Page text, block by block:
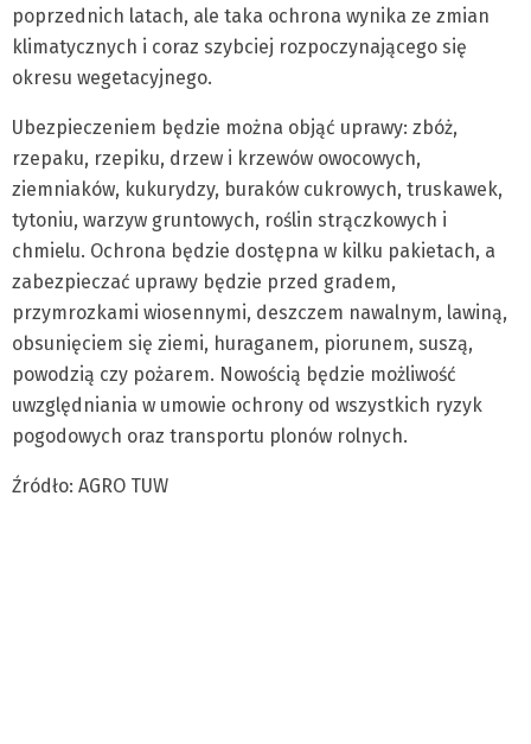
poprzednich latach, ale taka ochrona wynika ze zmian
klimatycznych i coraz szybciej rozpoczynającego się
okresu wegetacyjnego.
Ubezpieczeniem będzie można objąć uprawy: zbóż,
rzepaku, rzepiku, drzew i krzewów owocowych,
ziemniaków, kukurydzy, buraków cukrowych, truskawek,
tytoniu, warzyw gruntowych, roślin strączkowych i
chmielu. Ochrona będzie dostępna w kilku pakietach, a
zabezpieczać uprawy będzie przed gradem,
przymrozkami wiosennymi, deszczem nawalnym, lawiną,
obsunięciem się ziemi, huraganem, piorunem, suszą,
powodzią czy pożarem. Nowością będzie możliwość
uwzględniania w umowie ochrony od wszystkich ryzyk
pogodowych oraz transportu plonów rolnych.
Źródło: AGRO TUW